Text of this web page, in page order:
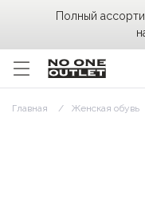
Главная Женская обувь
Полный